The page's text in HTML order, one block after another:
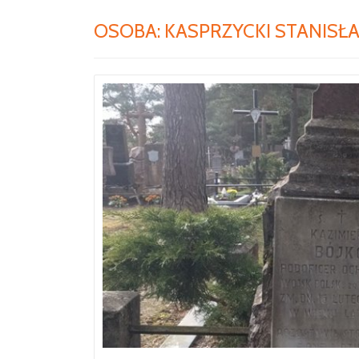
OSOBA: KASPRZYCKI